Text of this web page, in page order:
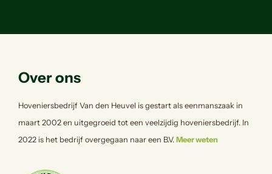
Over ons
Hoveniersbedrijf Van den Heuvel is gestart als eenmanszaak in
maart 2002 en uitgegroeid tot een veelzijdig hoveniersbedrijf. In
2022 is het bedrijf overgegaan naar een B.V. Meer weten